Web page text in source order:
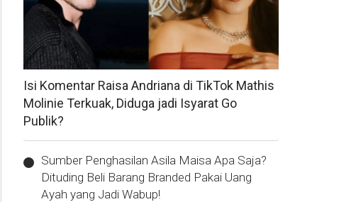
Isi Komentar Raisa Andriana di TikTok Mathis
Molinie Terkuak, Diduga jadi Isyarat Go
Publik?
Sumber Penghasilan Asila Maisa Apa Saja?
Dituding Beli Barang Branded Pakai Uang
Ayah yang Jadi Wabup!